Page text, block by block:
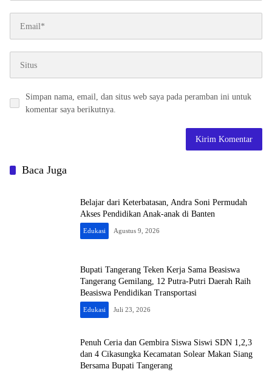
Simpan nama, email, dan situs web saya pada peramban ini untuk
komentar saya berikutnya.
Baca Juga
Belajar dari Keterbatasan, Andra Soni Permudah
Akses Pendidikan Anak-anak di Banten
Edukasi Agustus 9, 2026
Bupati Tangerang Teken Kerja Sama Beasiswa
Tangerang Gemilang, 12 Putra-Putri Daerah Raih
Beasiswa Pendidikan Transportasi
Edukasi Juli 23, 2026
Penuh Ceria dan Gembira Siswa Siswi SDN 1,2,3
dan 4 Cikasungka Kecamatan Solear Makan Siang
Bersama Bupati Tangerang